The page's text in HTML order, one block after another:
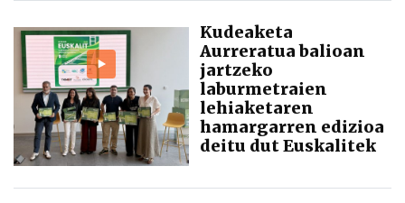
Kudeaketa
Aurreratua balioan
jartzeko
laburmetraien
lehiaketaren
hamargarren edizioa
deitu dut Euskalitek